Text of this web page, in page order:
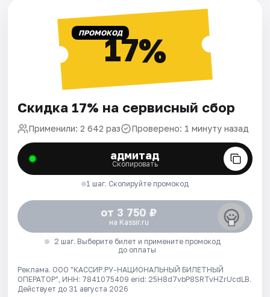
ПРОМОКОД17%
Скидка 17% на сервисный сбор
Применили: 2 642 раз Проверено: 1 минуту назад
адмитад
Скопировать
1 шаг. Скопируйте промокод
от 3 750 ₽
на Kassir.ru
2 шаг. Выберите билет и примените промокод
до оплаты
Реклама. ООО "КАССИР.РУ-НАЦИОНАЛЬНЫЙ БИЛЕТНЫЙ
ОПЕРАТОР", ИНН: 7841075409 erid: 25H8d7vbP8SRTvHZrUcdLB.
Действует до 31 августа 2026